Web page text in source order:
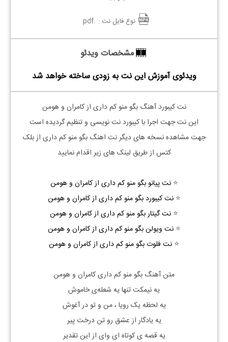
نوع فایل نت : .pdf
مشخصات ویدئو
ویدئوی آموزش این نت به زودی ساخته خواهد شد
نت کیبورد آهنگ بگو منو کم داری از کامران وهومن
این نت جهت اجرا با کیبورد نت نویسی و تنظیم گردیده است
جهت مشاهده نسخه های دیگر نت اهنگ بگو منو کم داری از بلک
کتس از طریق لینک های زیر اقدام نمایید
⭐نت پیانو بگو منو کم داری از کامران و هومن
⭐نت کیبورد بگو منو کم داری از کامران و هومن
⭐ نت گیتار بگو منو کم داری از کامران و هومن
⭐نت ویولن بگو منو کم داری از کامران و هومن
⭐ نت فلوت بگو منو کم داری از کامران و هومن
متن آهنگ بگو منو کم داری کامران و هومن
یه نیمکت تنها یه شعله‌ی خاموش
یه لحظه یک رویا ، من و تو در آغوش
یه یادگار از عشق رو تن درخت پیر
یه قصه ی کوتاه ای وای از این تقدیر